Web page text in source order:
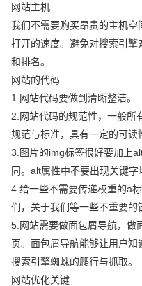
网站主机
我们不需要购买昂贵的主机
打开的速度。避免对搜索引
和排名。
网站的代码
1.网站代码要做到清晰整洁。
2.网站代码的规范性，一般所
规范与标准，具有一定的可读
3.图片的img标签很好要加上
同。alt属性中不要出现关键字
4.给一些不需要传递权重的a
们，关于我们等一些不重要的
5.网站需要做面包屑导航，做
页。面包屑导航能够让用户
搜索引擎蜘蛛的爬行与抓取。
网站优化关键